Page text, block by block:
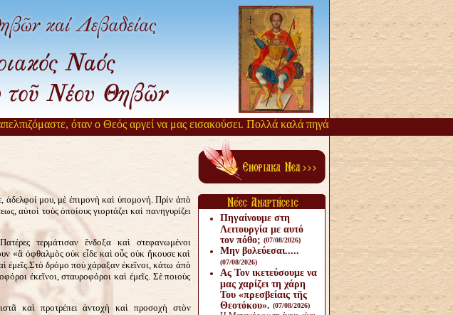
όταν ο Θεός αργεί να μας εισακούσει. Πολλά καλά πηγάζουν, από την αργοπορία
ἀδελφοί μου, μὲ ἐπιμονὴ καὶ ὑπομονή. Πρίν ἀπὸ
αὐτοὶ τοὺς ὁποίους γιορτάζει καὶ πανηγυρίζει
τερμάτισαν ἔνδοξα καὶ στεφανωμένοι
«ἃ ὀφθαλμὸς οὐκ εἶδε καὶ οὖς οὐκ ἤκουσε καὶ
ἐμεῖς.Στὸ δρόμο ποὺ χάραξαν ἐκεῖνοι, κάτω ἀπὸ
ἐκεῖνοι, σταυροφόροι καὶ ἐμεῖς. Σὲ ποιοὺς
καὶ προτρέπει ἀντοχὴ καὶ προσοχὴ στὸν
Πηγαίνουμε στη
Λειτουργία με αυτό
τον πόθο; (07/08/2026)
Μην βολεύεσαι.....
(07/08/2026)
Ας Τον ικετεύσουμε να
μας χαρίζει τη χάρη
Του «πρεσβείαις τῆς
Θεοτόκου». (07/08/2026)